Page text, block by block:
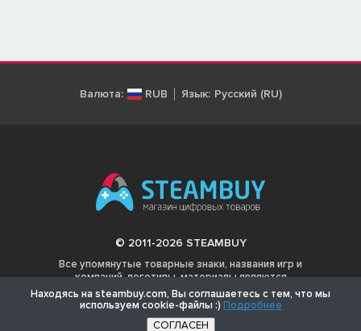
Валюта: RUB Язык: Русский (RU)
© 2011-2026 STEAMBUY
Все упомянутые товарные знаки, названия игр и
компаний, логотипы, материалы являются
собственностью соответствующих владельцев.
Находясь на steambuy.com, Вы соглашаетесь с тем, что мы
используем cookie-файлы :) Подробнее